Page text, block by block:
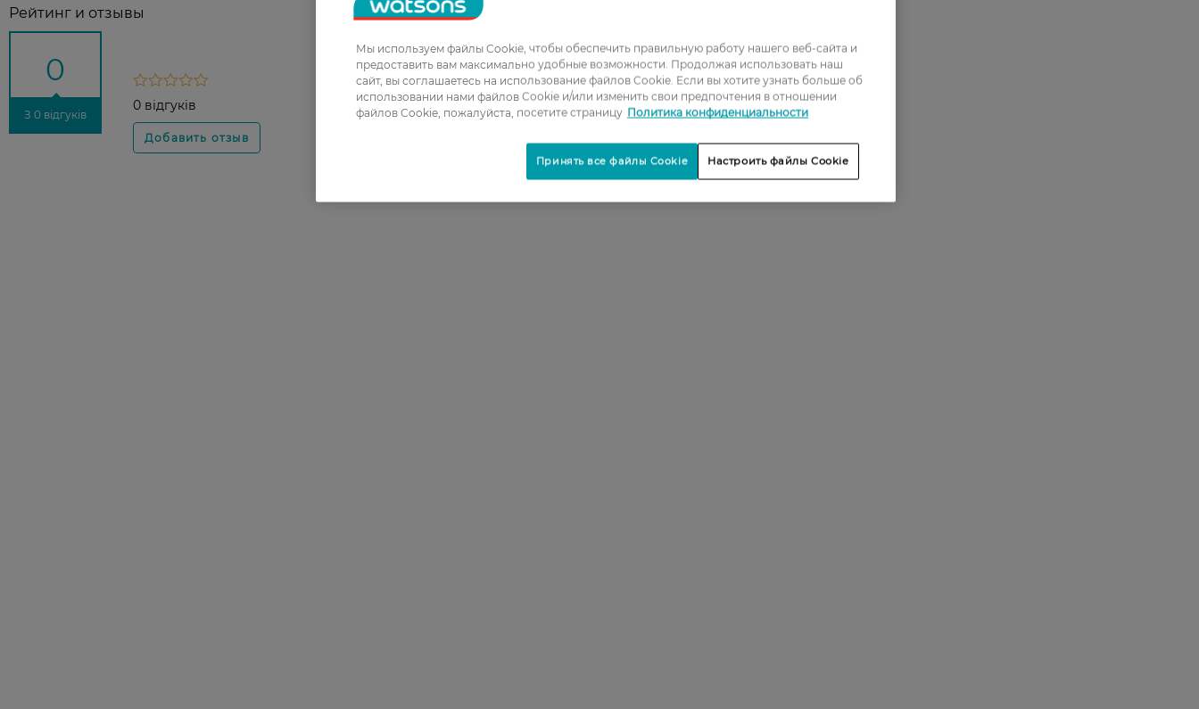
Рейтинг и отзывы
0
З 0 відгуків
0 відгуків
1
2
3
4
Мы используем файлы Cookie, чтобы обеспечить правильную работу нашего веб-сайта и
предоставить вам максимально удобные возможности. Продолжая использовать наш
сайт, вы соглашаетесь на использование файлов Cookie. Если вы хотите узнать больше об
использовании нами файлов Cookie и/или изменить свои предпочтения в отношении
файлов Cookie, пожалуйста, посетите страницу Политика конфиденциальности
Настроить файлы Cookie
Принять все файлы Cookie